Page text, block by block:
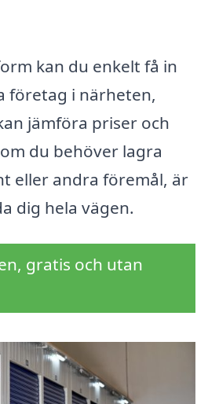
kan du enkelt få in
företag i närheten,
jämföra priser och
du behöver lagra
eller andra föremål, är
dig hela vägen.
gratis och utan